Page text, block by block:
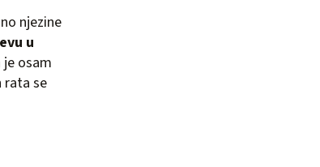
njezine
u
osam
rata se